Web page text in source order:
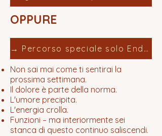
OPPURE
→ Percorso speciale solo Endometriosi
Non sai mai come ti sentirai la
prossima settimana.
Il dolore è parte della norma.
L'umore precipita.
L'energia crolla.
Funzioni – ma interiormente sei
stanca di questo continuo saliscendi.